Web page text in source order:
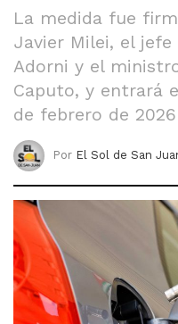
La medida fue
Javier Milei, el jefe
Adorni y el
Caputo, y entrará
de febrero de 2026
Por El Sol de San